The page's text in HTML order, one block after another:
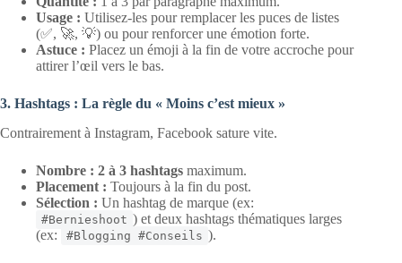
Usage : Utilisez-les pour remplacer les puces de listes
(✅, 🚀, 💡) ou pour renforcer une émotion forte.
Astuce : Placez un émoji à la fin de votre accroche pour
attirer l’œil vers le bas.
3. Hashtags : La règle du « Moins c’est mieux »
Contrairement à Instagram, Facebook sature vite.
Nombre : 2 à 3 hashtags maximum.
Placement : Toujours à la fin du post.
Sélection : Un hashtag de marque (ex:
#Bernieshoot ) et deux hashtags thématiques larges
(ex:
#Blogging #Conseils ).